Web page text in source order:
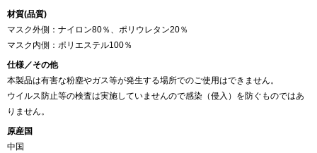
材質(品質)
マスク外側：ナイロン80％、ポリウレタン20％
マスク内側：ポリエステル100％
仕様／その他
本製品は有害な粉塵やガス等が発生する場所でのご使用はできません。
ウイルス防止等の検査は実施していませんので感染（侵入）を防ぐものではあ
りません。
原産国
中国